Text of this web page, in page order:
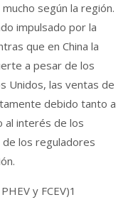
según la región.
impulsado por la
que en China la
a pesar de los
Unidos, las ventas de
debido tanto a
al interés de los
de los reguladores
y FCEV)1